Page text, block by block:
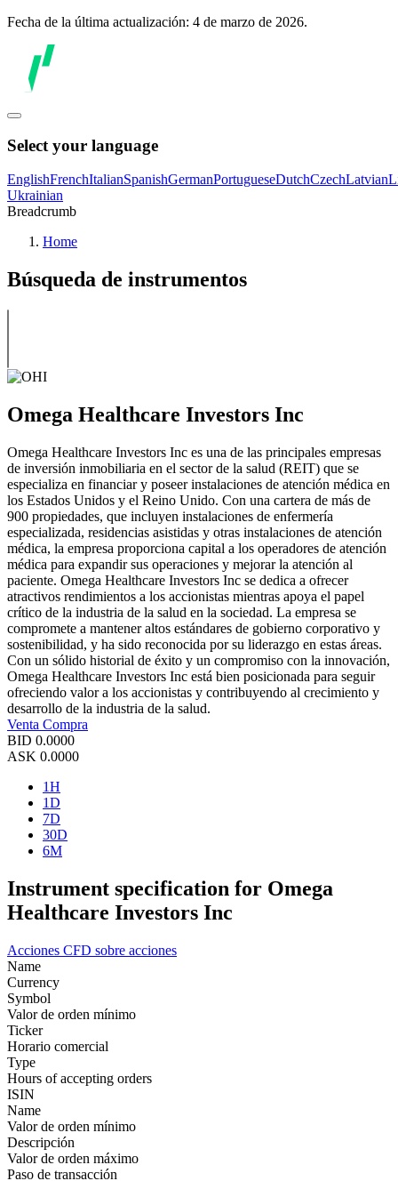
Fecha de la última actualización: 4 de marzo de 2026.
Select your language
EnglishFrenchItalianSpanishGermanPortugueseDutchCzechLatvian
Ukrainian
Breadcrumb
Home
Búsqueda de instrumentos
Omega Healthcare Investors Inc
Omega Healthcare Investors Inc es una de las principales empresas
de inversión inmobiliaria en el sector de la salud (REIT) que se
especializa en financiar y poseer instalaciones de atención médica en
los Estados Unidos y el Reino Unido. Con una cartera de más de
900 propiedades, que incluyen instalaciones de enfermería
especializada, residencias asistidas y otras instalaciones de atención
médica, la empresa proporciona capital a los operadores de atención
médica para expandir sus operaciones y mejorar la atención al
paciente. Omega Healthcare Investors Inc se dedica a ofrecer
atractivos rendimientos a los accionistas mientras apoya el papel
crítico de la industria de la salud en la sociedad. La empresa se
compromete a mantener altos estándares de gobierno corporativo y
sostenibilidad, y ha sido reconocida por su liderazgo en estas áreas.
Con un sólido historial de éxito y un compromiso con la innovación,
Omega Healthcare Investors Inc está bien posicionada para seguir
ofreciendo valor a los accionistas y contribuyendo al crecimiento y
desarrollo de la industria de la salud.
Venta Compra
BID 0.0000
ASK 0.0000
1H
1D
7D
30D
6M
Instrument specification for Omega
Healthcare Investors Inc
Acciones CFD sobre acciones
Name
Currency
Symbol
Valor de orden mínimo
Ticker
Horario comercial
Type
Hours of accepting orders
ISIN
Name
Valor de orden mínimo
Descripción
Valor de orden máximo
Paso de transacción